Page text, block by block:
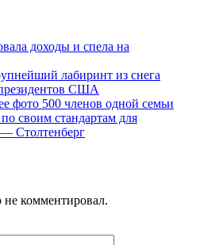
доходы и спела на
лабиринт из снега
США
фото 500 членов одной семьи
своим стандартам для
Столтенберг
комментировал.